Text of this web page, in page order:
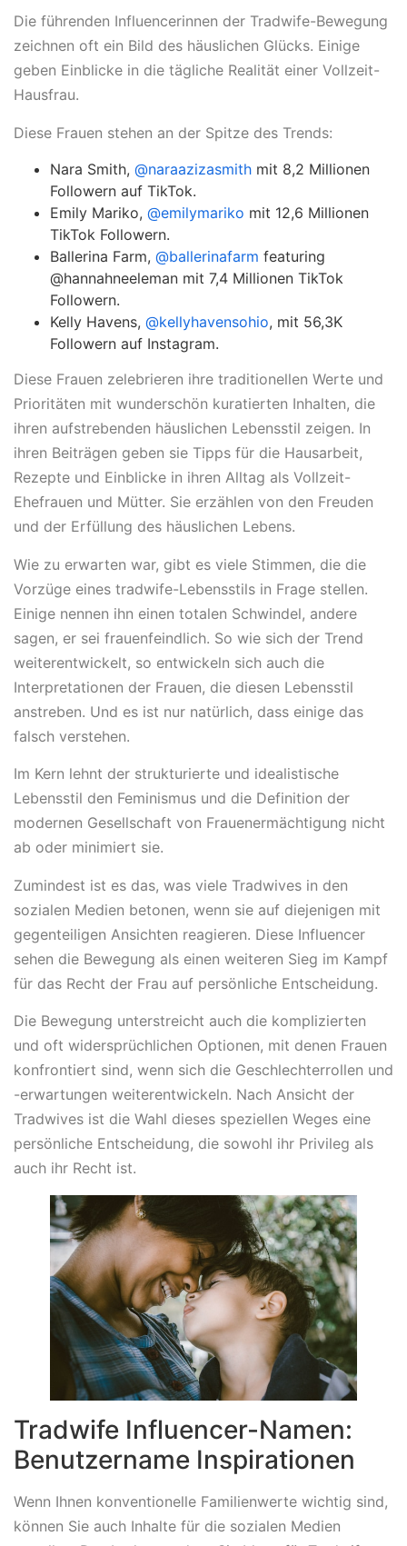
Die führenden Influencerinnen der Tradwife-Bewegung
zeichnen oft ein Bild des häuslichen Glücks. Einige
geben Einblicke in die tägliche Realität einer Vollzeit-
Hausfrau.
Diese Frauen stehen an der Spitze des Trends:
Nara Smith, @naraazizasmith mit 8,2 Millionen
Followern auf TikTok.
Emily Mariko, @emilymariko mit 12,6 Millionen
TikTok Followern.
Ballerina Farm, @ballerinafarm featuring
@hannahneeleman mit 7,4 Millionen TikTok
Followern.
Kelly Havens, @kellyhavensohio, mit 56,3K
Followern auf Instagram.
Diese Frauen zelebrieren ihre traditionellen Werte und
Prioritäten mit wunderschön kuratierten Inhalten, die
ihren aufstrebenden häuslichen Lebensstil zeigen. In
ihren Beiträgen geben sie Tipps für die Hausarbeit,
Rezepte und Einblicke in ihren Alltag als Vollzeit-
Ehefrauen und Mütter. Sie erzählen von den Freuden
und der Erfüllung des häuslichen Lebens.
Wie zu erwarten war, gibt es viele Stimmen, die die
Vorzüge eines tradwife-Lebensstils in Frage stellen.
Einige nennen ihn einen totalen Schwindel, andere
sagen, er sei frauenfeindlich. So wie sich der Trend
weiterentwickelt, so entwickeln sich auch die
Interpretationen der Frauen, die diesen Lebensstil
anstreben. Und es ist nur natürlich, dass einige das
falsch verstehen.
Im Kern lehnt der strukturierte und idealistische
Lebensstil den Feminismus und die Definition der
modernen Gesellschaft von Frauenermächtigung nicht
ab oder minimiert sie.
Zumindest ist es das, was viele Tradwives in den
sozialen Medien betonen, wenn sie auf diejenigen mit
gegenteiligen Ansichten reagieren. Diese Influencer
sehen die Bewegung als einen weiteren Sieg im Kampf
für das Recht der Frau auf persönliche Entscheidung.
Die Bewegung unterstreicht auch die komplizierten
und oft widersprüchlichen Optionen, mit denen Frauen
konfrontiert sind, wenn sich die Geschlechterrollen und
-erwartungen weiterentwickeln. Nach Ansicht der
Tradwives ist die Wahl dieses speziellen Weges eine
persönliche Entscheidung, die sowohl ihr Privileg als
auch ihr Recht ist.
Tradwife Influencer-Namen:
Benutzername Inspirationen
Wenn Ihnen konventionelle Familienwerte wichtig sind,
können Sie auch Inhalte für die sozialen Medien